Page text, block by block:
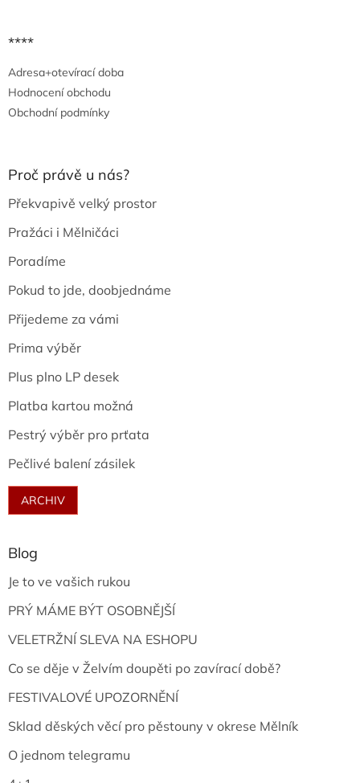
****
Adresa+otevírací doba
Hodnocení obchodu
Obchodní podmínky
Proč právě u nás?
Překvapivě velký prostor
Pražáci i Mělničáci
Poradíme
Pokud to jde, doobjednáme
Přijedeme za vámi
Prima výběr
Plus plno LP desek
Platba kartou možná
Pestrý výběr pro prťata
Pečlivé balení zásilek
ARCHIV
Blog
Je to ve vašich rukou
PRÝ MÁME BÝT OSOBNĚJŠÍ
VELETRŽNÍ SLEVA NA ESHOPU
Co se děje v Želvím doupěti po zavírací době?
FESTIVALOVÉ UPOZORNĚNÍ
Sklad děských věcí pro pěstouny v okrese Mělník
O jednom telegramu